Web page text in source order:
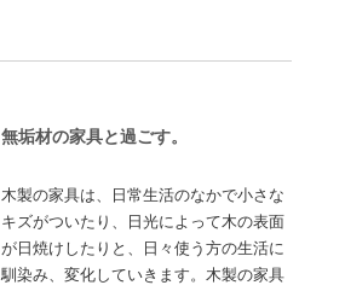
無垢材の家具と過ごす。
木製の家具は、日常生活のなかで小さな
キズがついたり、日光によって木の表面
が日焼けしたりと、日々使う方の生活に
馴染み、変化していきます。木製の家具